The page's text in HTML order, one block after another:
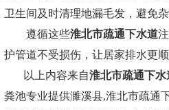
卫生间及时清理地漏毛发，避免
遵循这些淮北市疏通下水道
护管道不受损伤，让居家排水更顺
以上内容来自淮北市疏通下水
粪池专业提供濉溪县,淮北市疏通